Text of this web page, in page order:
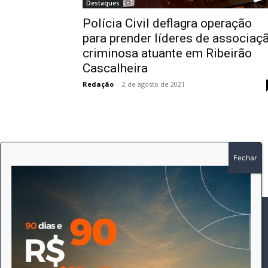
Destaques
Polícia Civil deflagra operação
para prender líderes de
criminosa atuante em Ribeirão
Cascalheira
Redação - 2 de agosto de 2021
SOBRE